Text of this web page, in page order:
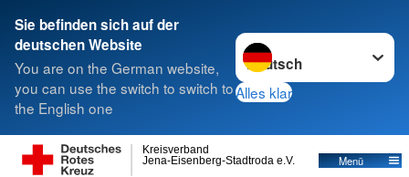
Sie befinden sich auf der
deutschen Website
You are on the German website,
you can use the switch to switch to
the English one
Sprache wechseln zu
Alles klar
Jena-Eisenberg-Stadtroda e.V.
Kreisverband
Menü
Suche